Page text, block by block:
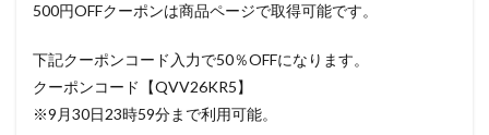
500円OFFクーポンは商品ページで取得可能です。
下記クーポンコード入力で50％OFFになります。
クーポンコード【QVV26KR5】
※9月30日23時59分まで利用可能。